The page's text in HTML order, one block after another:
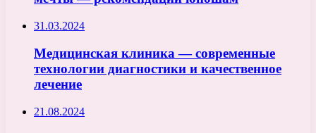
31.03.2024
Медицинская клиника — современные
технологии диагностики и качественное
лечение
21.08.2024